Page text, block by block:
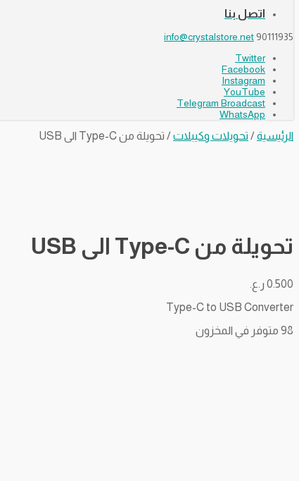
اتصل بنا
90111935
info@crystalstore.net
Twitter
Facebook
Instagram
YouTube
Telegram Broadcast
WhatsApp
الرئيسية/ تحويلات وكيبلات/ تحويلة من Type-C الى USB
تحويلة من Type-C الى USB
0.500 ر.ع.
Type-C to USB Converter
98 متوفر في المخزون